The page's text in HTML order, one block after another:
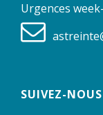
Urgences
SUIVEZ-NOUS